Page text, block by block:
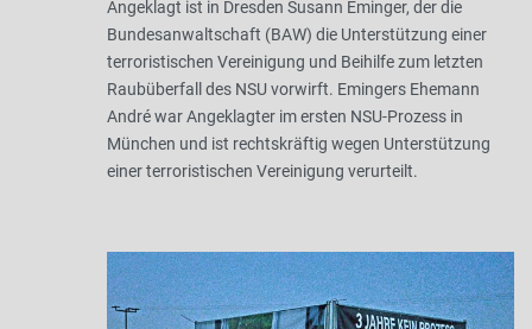
Angeklagt ist in Dresden Susann Eminger, der die
Bundesanwaltschaft (BAW) die Unterstützung einer
terroristischen Vereinigung und Beihilfe zum letzten
Raubüberfall des NSU vorwirft. Emingers Ehemann
André war Angeklagter im ersten NSU-Prozess in
München und ist rechtskräftig wegen Unterstützung
einer terroristischen Vereinigung verurteilt.